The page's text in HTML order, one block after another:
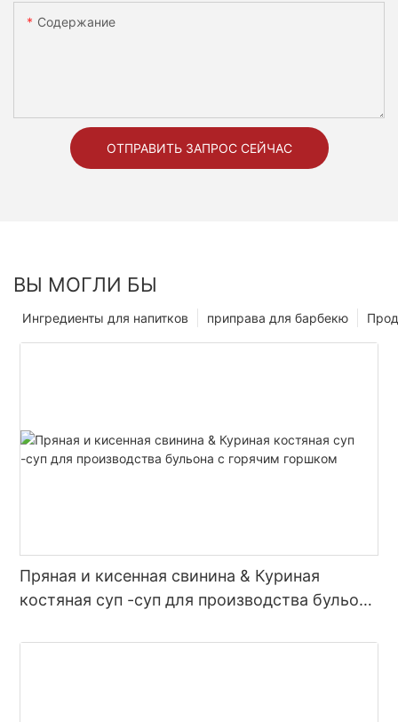
Содержание
ОТПРАВИТЬ ЗАПРОС СЕЙЧАС
ВЫ МОГЛИ БЫ
приправа для барбекю
Ингредиенты для напитков
Пряная и кисенная свинина & Куриная
костяная суп -суп для производства бульона